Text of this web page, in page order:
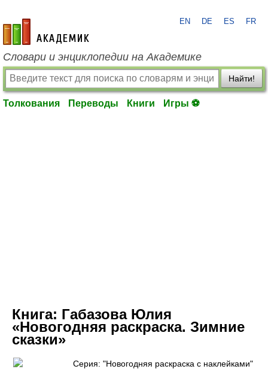
academic.ru
EN DE ES FR
Словари и энциклопедии на Академике
Найти!
Толкования Переводы Книги Игры ⚽
Книга: Габазова Юлия
«Новогодняя раскраска. Зимние
сказки»
Серия: "Новогодняя раскраска с наклейками"